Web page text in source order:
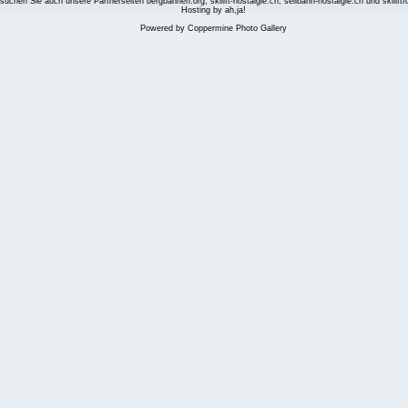
Hosting by ah,ja!
Powered by Coppermine Photo Gallery